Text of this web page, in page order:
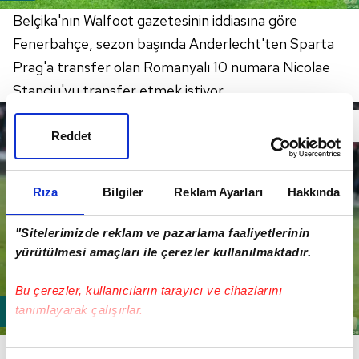
Rıza Bilgiler Reklam Ayarları Hakkında
"Sitelerimizde reklam ve pazarlama faaliyetlerinin
yürütülmesi amaçları ile çerezler kullanılmaktadır.
Bu çerezler, kullanıcıların tarayıcı ve cihazlarını
tanımlayarak çalışırlar.
Bu çerezlere izin vermeniz halinde sizlere özel
Reddet
Belçika'nın Walfoot gazetesinin iddiasına göre
Fenerbahçe, sezon başında Anderlecht'ten Sparta
Prag'a transfer olan Romanyalı 10 numara Nicolae
Stanciu'yu transfer etmek istiyor.
Gazetedeki habere göre, sarı lacivertli ekip ara